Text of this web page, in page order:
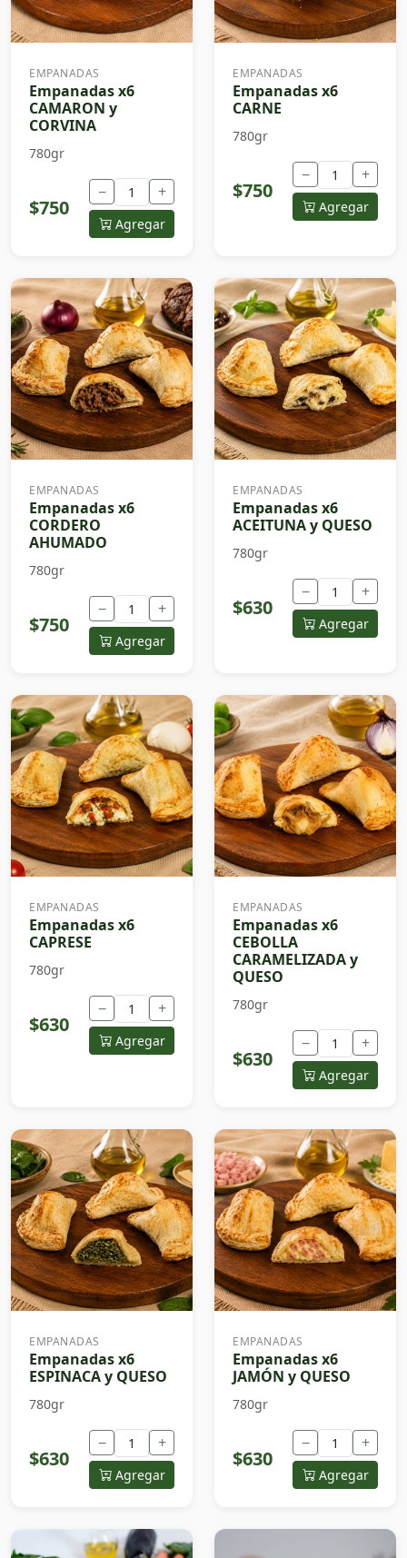
EMPANADAS
Empanadas x6
CAMARON y
CORVINA
780gr
$750
− +
Agregar
EMPANADAS
Empanadas x6
CARNE
780gr
$750
− +
Agregar
EMPANADAS
Empanadas x6
CORDERO
AHUMADO
780gr
$750
− +
Agregar
EMPANADAS
Empanadas x6
ACEITUNA y QUESO
780gr
$630
− +
Agregar
EMPANADAS
Empanadas x6
CAPRESE
780gr
$630
− +
Agregar
EMPANADAS
Empanadas x6
CEBOLLA
CARAMELIZADA y
QUESO
780gr
$630
− +
Agregar
EMPANADAS
Empanadas x6
ESPINACA y QUESO
780gr
$630
− +
Agregar
EMPANADAS
Empanadas x6
JAMÓN y QUESO
780gr
$630
− +
Agregar